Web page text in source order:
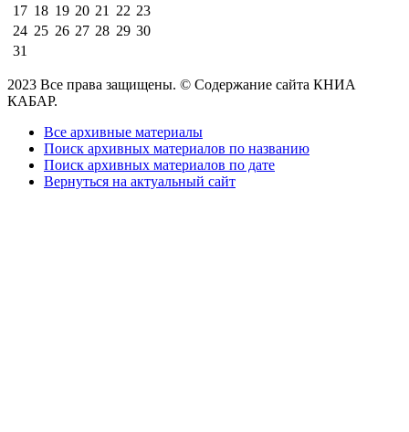
17 18 19 20 21 22 23
24 25 26 27 28 29 30
31
2023 Все права защищены. © Содержание сайта КНИА
КАБАР.
Все архивные материалы
Поиск архивных материалов по названию
Поиск архивных материалов по дате
Вернуться на актуальный сайт